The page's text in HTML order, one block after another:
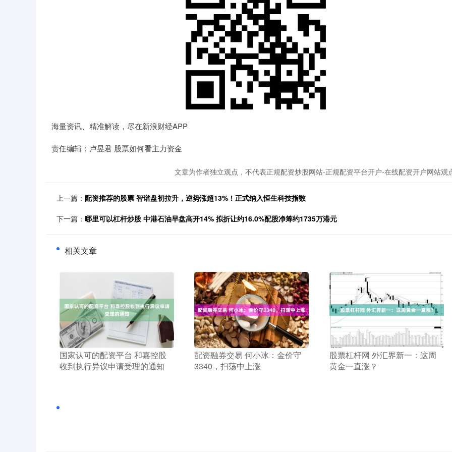
海量资讯、精准解读，尽在新浪财经APP
责任编辑：卢昱君 股票如何看主力资金
文章为作者独立观点，不代表正规配资炒股网站-正规配资平台开户-在线配资开户网站观
上一篇： 配资推荐的股票 智谱盘初拉升，逆势涨超13%！正式纳入恒生科技指数
下一篇： 哪里可以杠杆炒股 中港石油早盘高开14% 拟折让约16.0%配股净筹约1735万港元
相关文章
​国家认可的配资平台 和嘉控股
收到执行异议申请受理的通知
​配资融券交易 何小冰：金价守
3340，扫荡中上涨
​股票杠杆网 外汇界新一：这周
黄金一直涨？